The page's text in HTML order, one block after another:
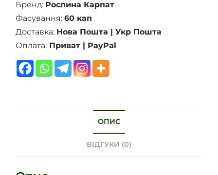
Бренд: Рослина Карпат
Фасування:60 кап
Доставка: Нова Пошта | Укр Пошта
Оплата: Приват | PayPal
ОПИС
ВІДГУКИ (0)